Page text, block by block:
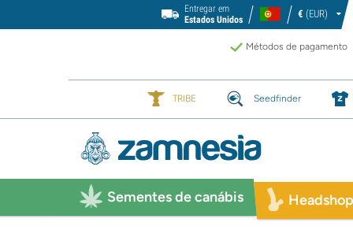
Entregar em
Estados Unidos
€ (EUR)
Métodos de pagamento
TRIBE Seedfinder
Sementes de canábis Headshop